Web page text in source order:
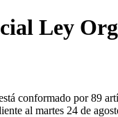
Ley
conformado por 89
al martes 24 de